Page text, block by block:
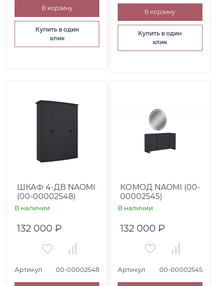
В корзину
Купить в один
клик
В корзину
Купить в один
клик
ШКАФ 4-ДВ NAOMI
(00-00002548)
В наличии
132 000 ₽
Артикул 00-00002548
КОМОД NAOMI (00-
00002545)
В наличии
132 000 ₽
Артикул 00-00002545